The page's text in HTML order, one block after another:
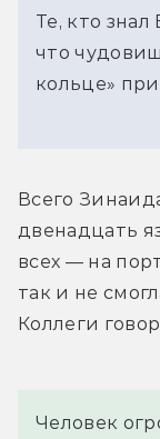
Те, кто
что
кольце»
Всего
двенадцать
всех — на
так и не
Коллеги
Человек